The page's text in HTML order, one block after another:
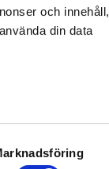
och innehåll,
din data
. Du kan ändra